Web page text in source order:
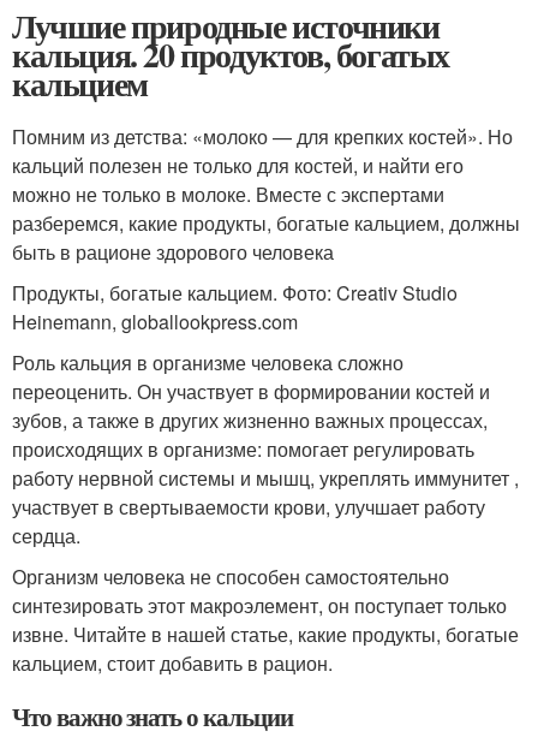
Лучшие природные источники
кальция. 20 продуктов, богатых
кальцием
Помним из детства: «молоко — для крепких костей». Но
кальций полезен не только для костей, и найти его
можно не только в молоке. Вместе с экспертами
разберемся, какие продукты, богатые кальцием, должны
быть в рационе здорового человека
Продукты, богатые кальцием. Фото: Creativ Studio
Heinemann, globallookpress.com
Роль кальция в организме человека сложно
переоценить. Он участвует в формировании костей и
зубов, а также в других жизненно важных процессах,
происходящих в организме: помогает регулировать
работу нервной системы и мышц, укреплять иммунитет ,
участвует в свертываемости крови, улучшает работу
сердца.
Организм человека не способен самостоятельно
синтезировать этот макроэлемент, он поступает только
извне. Читайте в нашей статье, какие продукты, богатые
кальцием, стоит добавить в рацион.
Что важно знать о кальции